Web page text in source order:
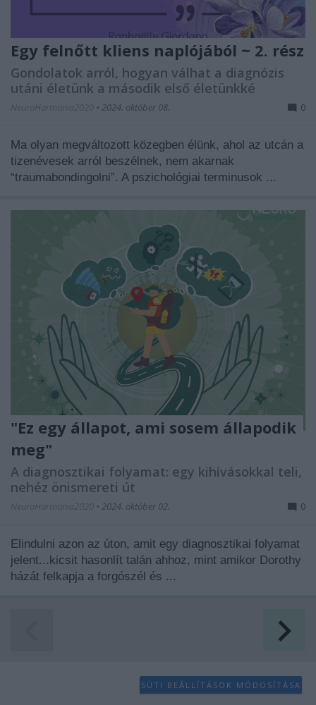
Egy felnőtt kliens naplójából ~ 2. rész
Gondolatok arról, hogyan válhat a diagnózis
utáni életünk a második első életünkké
NeuroHarmonia2020 • 2024. október 08. 0
Ma olyan megváltozott közegben élünk, ahol az utcán a
tizenévesek arról beszélnek, nem akarnak
“traumabondingolni”. A pszichológiai terminusok ...
"Ez egy állapot, ami sosem állapodik
meg"
A diagnosztikai folyamat: egy kihívásokkal teli,
nehéz önismereti út
NeuroHarmonia2020 • 2024. október 02. 0
Elindulni azon az úton, amit egy diagnosztikai folyamat
jelent...kicsit hasonlít talán ahhoz, mint amikor Dorothy
házát felkapja a forgószél és ...
SÜTI BEÁLLÍTÁSOK MÓDOSÍTÁSA